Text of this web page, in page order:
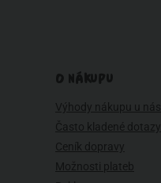
O NÁKUPU
Výhody nákupu u nás
Často kladené dotazy
Ceník dopravy
Možnosti plateb